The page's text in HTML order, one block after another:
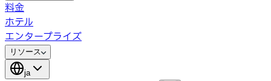
料金
ホテル
エンタープライズ
リソース
ja